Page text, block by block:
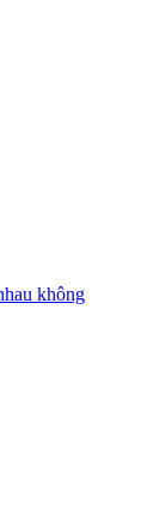
không